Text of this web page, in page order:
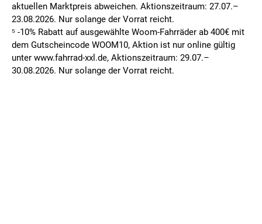
aktuellen Marktpreis abweichen. Aktionszeitraum: 27.07.–
23.08.2026. Nur solange der Vorrat reicht.
⁵ -10% Rabatt auf ausgewählte Woom-Fahrräder ab 400€ mit
dem Gutscheincode WOOM10, Aktion ist nur online gültig
unter www.fahrrad-xxl.de, Aktionszeitraum: 29.07.–
30.08.2026. Nur solange der Vorrat reicht.